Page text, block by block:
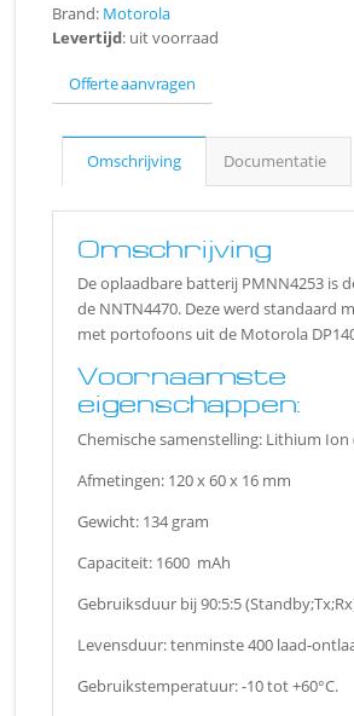
Brand: Motorola
Levertijd: uit voorraad
Offerte aanvragen
Omschrijving Documentatie
Omschrijving
De oplaadbare batterij PMNN4253 is
de NNTN4470. Deze werd standaard
met portofoons uit de Motorola
Voornaamste
eigenschappen:
Chemische samenstelling: Lithium Ion
Afmetingen: 120 x 60 x 16 mm
Gewicht: 134 gram
Capaciteit: 1600 mAh
Gebruiksduur bij 90:5:5
Levensduur: tenminste 400 laad-
Gebruikstemperatuur: -10 tot +60°C.